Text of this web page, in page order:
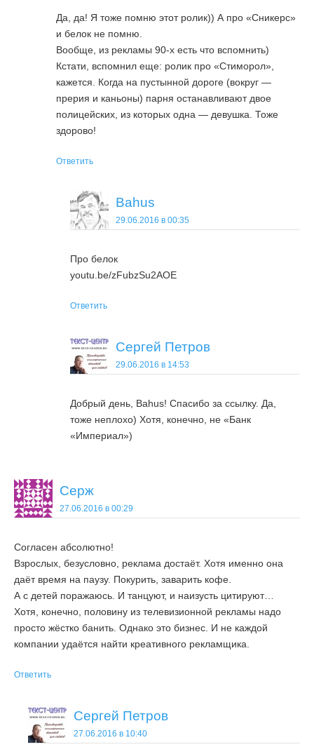
Да, да! Я тоже помню этот ролик)) А про «Сникерс»
и белок не помню.
Вообще, из рекламы 90-х есть что вспомнить)
Кстати, вспомнил еще: ролик про «Стиморол»,
кажется. Когда на пустынной дороге (вокруг —
прерия и каньоны) парня останавливают двое
полицейских, из которых одна — девушка. Тоже
здорово!
Ответить
Bahus
29.06.2016 в 00:35
Про белок
youtu.be/zFubzSu2AOE
Ответить
Сергей Петров
29.06.2016 в 14:53
Добрый день, Bahus! Спасибо за ссылку. Да,
тоже неплохо) Хотя, конечно, не «Банк
«Империал»)
Серж
27.06.2016 в 00:29
Согласен абсолютно!
Взрослых, безусловно, реклама достаёт. Хотя именно она
даёт время на паузу. Покурить, заварить кофе.
А с детей поражаюсь. И танцуют, и наизусть цитируют…
Хотя, конечно, половину из телевизионной рекламы надо
просто жёстко банить. Однако это бизнес. И не каждой
компании удаётся найти креативного рекламщика.
Ответить
Сергей Петров
27.06.2016 в 10:40